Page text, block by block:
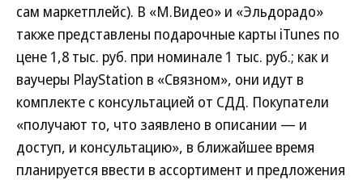
сам маркетплейс). В «М.Видео» и «Эльдорадо»
также представлены подарочные карты iTunes по
цене 1,8 тыс. руб. при номинале 1 тыс. руб.; как и
ваучеры PlayStation в «Связном», они идут в
комплекте с консультацией от СДД. Покупатели
«получают то, что заявлено в описании — и
доступ, и консультацию», в ближайшее время
планируется ввести в ассортимент и предложения